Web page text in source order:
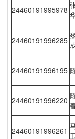
24460191995978
24460191996285
24460191996195
24460191996220
24460191996261